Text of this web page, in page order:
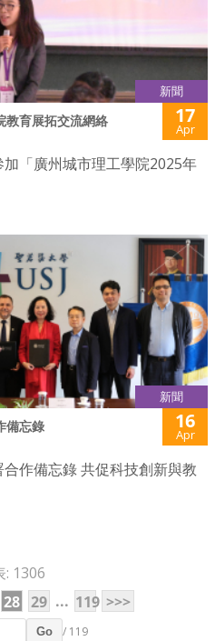
新聞
教育展拓交流網絡 17
Apr
「廣州城市理工學院2025年
新聞
備忘錄 16
Apr
作備忘錄 共促科技創新與教
: 1306
28 29 ... 119 >>>
Go / 119